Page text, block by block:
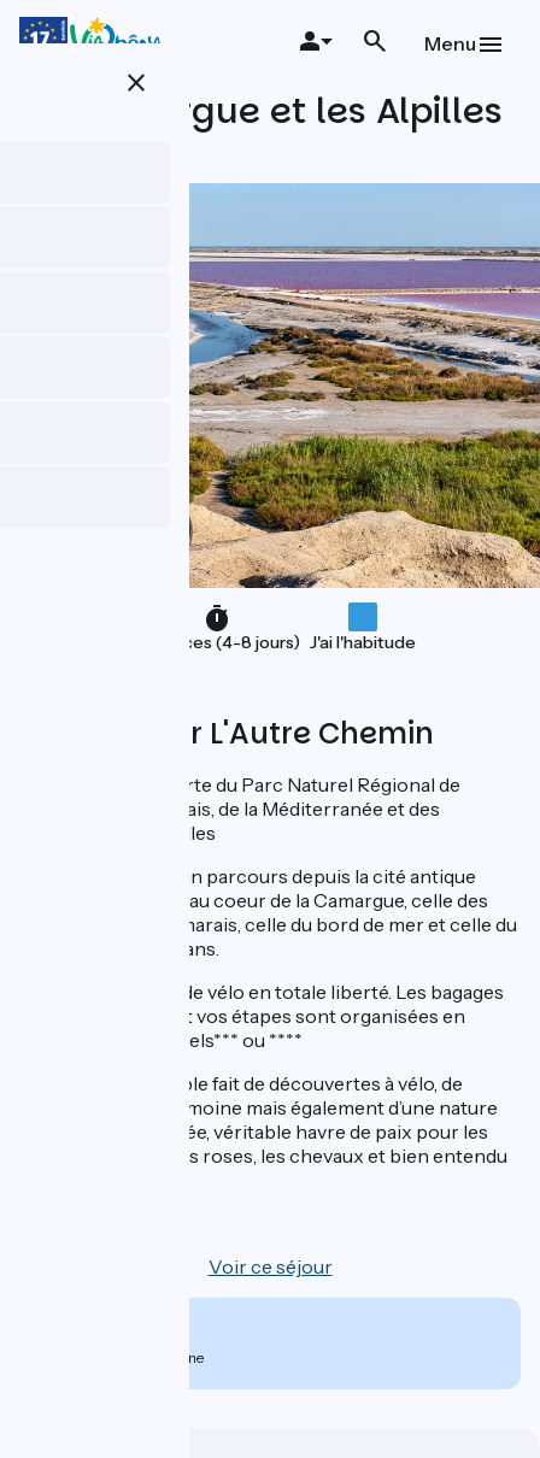
Aller
close
Menu
La Camargue et les Alpilles
Vacances (4-8 jours) J'ai l'habitude
Proposé par L'Autre Chemin
A vélo à la découverte du Parc Naturel Régional de
Camargue, des marais, de la Méditerranée et des
merveilles des Alpilles
Imaginez, débuter un parcours depuis la cité antique
d’Arles pour rouler au coeur de la Camargue, celle des
champs, celle des marais, celle du bord de mer et celle du
Rhône et des gardians.
5 étapes de 50 km de vélo en totale liberté. Les bagages
sont transportés et vos étapes sont organisées en
nuitée & pdj, en hôtels*** ou ****
Un séjour inoubliable fait de découvertes à vélo, de
rencontre, de patrimoine mais également d’une nature
sauvage et préservée, véritable havre de paix pour les
oiseaux, les flamants roses, les chevaux et bien entendu
Voir ce séjour
par personne